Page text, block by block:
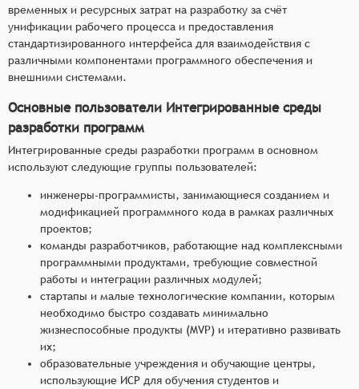
временных и ресурсных затрат на разработку за счёт
унификации рабочего процесса и предоставления
стандартизированного интерфейса для взаимодействия с
различными компонентами программного обеспечения и
внешними системами.
Основные пользователи Интегрированные среды
разработки программ
Интегрированные среды разработки программ в основном
используют следующие группы пользователей:
инженеры-программисты, занимающиеся созданием и
модификацией программного кода в рамках различных
проектов;
команды разработчиков, работающие над комплексными
программными продуктами, требующие совместной
работы и интеграции различных модулей;
стартапы и малые технологические компании, которым
необходимо быстро создавать минимально
жизнеспособные продукты (MVP) и итеративно развивать
их;
образовательные учреждения и обучающие центры,
использующие ИСР для обучения студентов и